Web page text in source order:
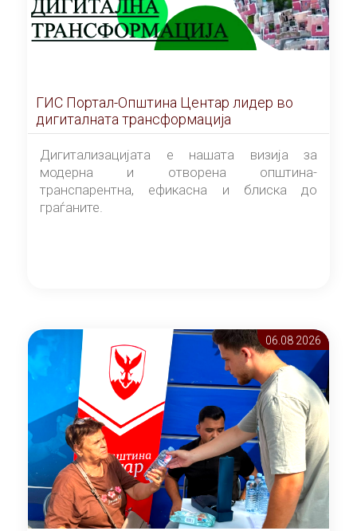
ГИС Портал-Општина Центар лидер во
дигиталната трансформација
Дигитализацијата е нашата визија за
модерна и отворена општина-
транспарентна, ефикасна и блиска до
граѓаните.
06.08 2026